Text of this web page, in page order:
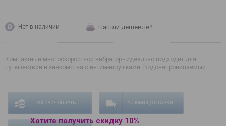
Нет в наличии Нашли дешевле?
Компактный многоскоростной вибратор - идеально подходит для
путешествий и знакомства с интим-игрушками. Водонепроницаемый.
УСЛОВИЯ ОПЛАТЫ УСЛОВИЯ ДОСТАВКИ
Хотите получить скидку 10%